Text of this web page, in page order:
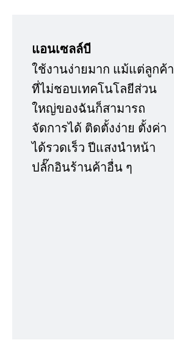
แอนเซลล์บี
ใช้งานง่ายมาก แม้แต่ลูกค้า
ที่ไม่ชอบเทคโนโลยีส่วน
ใหญ่ของฉันก็สามารถ
จัดการได้ ติดตั้งง่าย ตั้งค่า
ได้รวดเร็ว ปีแสงนำหน้า
ปลั๊กอินร้านค้าอื่น ๆ